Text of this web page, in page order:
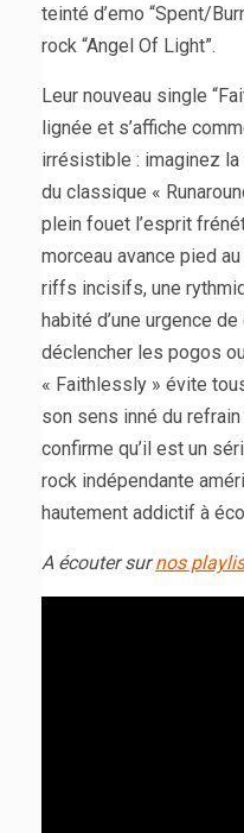
teinté d’emo “Spent/
rock “Angel Of Light”.
Leur nouveau single
lignée et s’affiche
irrésistible : imaginez
du classique «
plein fouet l’esprit
morceau avance pied
riffs incisifs, une
habité d’une urgence
déclencher les pogos
« Faithlessly » évite
son sens inné du
confirme qu’il est un
rock indépendante
hautement addictif à
A écouter surnos